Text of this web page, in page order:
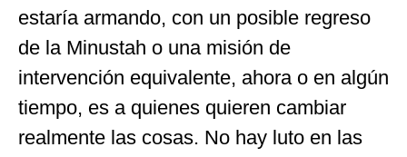
estaría armando, con un posible regreso
de la Minustah o una misión de
intervención equivalente, ahora o en algún
tiempo, es a quienes quieren cambiar
realmente las cosas. No hay luto en las